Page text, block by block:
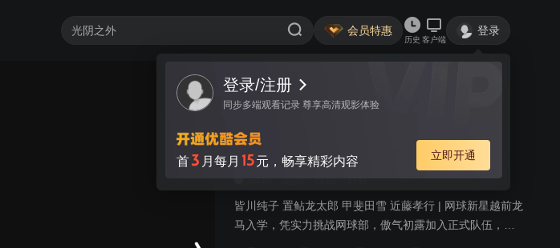
会员特惠
历史 客户端
登录
登录/注册
同步多端观看记录 尊享高清观影体验
首3 月每月 15元，畅享精彩内容 立即开通
视频 讨论
网球王子
青春
皆川纯子 置鲇龙太郎 甲斐田雪 近藤孝行 | 网球新星越前龙
马入学，凭实力挑战网球部，傲气初露加入正式队伍，开